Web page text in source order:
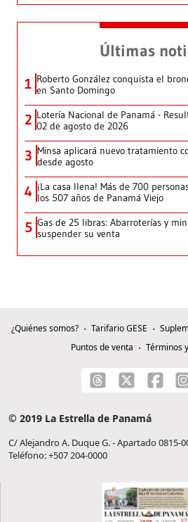
Últimas
1 Roberto González conquista el
en Santo Domingo
2 Lotería Nacional de Panamá -
02 de agosto de 2026
3 Minsa aplicará nuevo tratamiento
desde agosto
4 ¡La casa llena! Más de 700
los 507 años de Panamá Viejo
5 Gas de 25 libras: Abarroterías y
suspender su venta
¿Quiénes somos? Tarifario GESE
Puntos de venta
Términos
© 2019 La Estrella de Panamá
C/ Alejandro A. Duque G. - Apartado 0815-
Teléfono: +507 204-0000